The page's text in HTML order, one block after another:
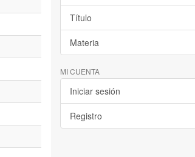
Título
Materia
MI CUENTA
Iniciar sesión
Registro